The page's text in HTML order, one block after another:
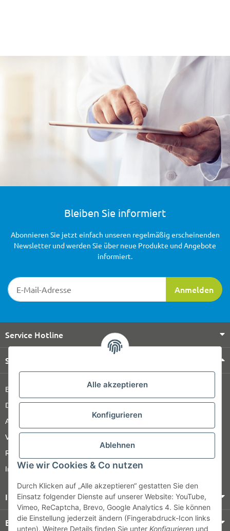
Alle akzeptieren
Konfigurieren
Ablehnen
Wie wir Cookies & Co nutzen
Durch Klicken auf „Alle akzeptieren“ gestatten Sie den
Einsatz folgender Dienste auf unserer Website: YouTube,
Vimeo, ReCaptcha, Brevo, Google Analytics 4. Sie können
die Einstellung jederzeit ändern (Fingerabdruck-Icon links
unten). Weitere Details finden Sie unter Konfigurieren und
Bleiben Sie informiert
Newsletter-Registrierung
Anmelden
Abonnieren Sie jetzt einfach unseren regelmäßig erscheinenden
Newsletter und werden Sie über neue Produkte und Angebote
informiert.
Service Hotline
Shop Service
Barrierefreiheitserklärung
Datenschutz
AGB
Versandinformationen
Retour
Impressum
Informationen
Bezahlung & Versand